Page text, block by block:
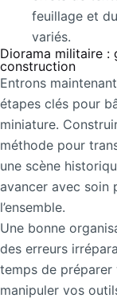
feuillage et
variés.
Diorama militaire :
construction
Entrons
étapes clés pour
miniature.
méthode pour
une scène
avancer avec soin
l’ensemble.
Une bonne
des erreurs
temps de
manipuler vos